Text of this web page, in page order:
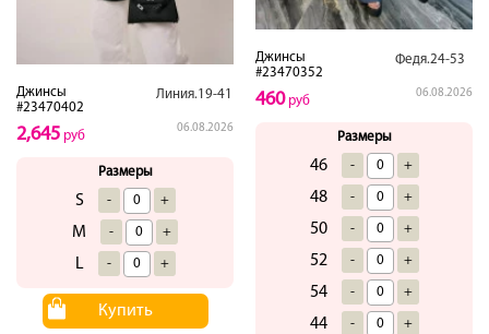
Джинсы
#23470402
Линия.19-41
06.08.2026
2,645 руб
Размеры
S - +
M - +
L - +
Купить
Джинсы
#23470352
Федя.24-53
06.08.2026
460руб
Размеры
46 - +
48 - +
50 - +
52 - +
54 - +
44 - +